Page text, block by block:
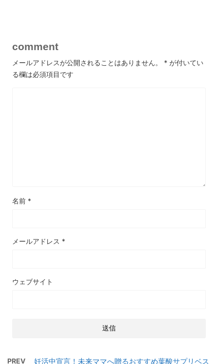
comment
メールアドレスが公開されることはありません。 * が付いてい
る欄は必須項目です
名前 *
メールアドレス *
ウェブサイト
PREV 妊活中宣言！未来ママへ贈るおすすめ葉酸サプリベス